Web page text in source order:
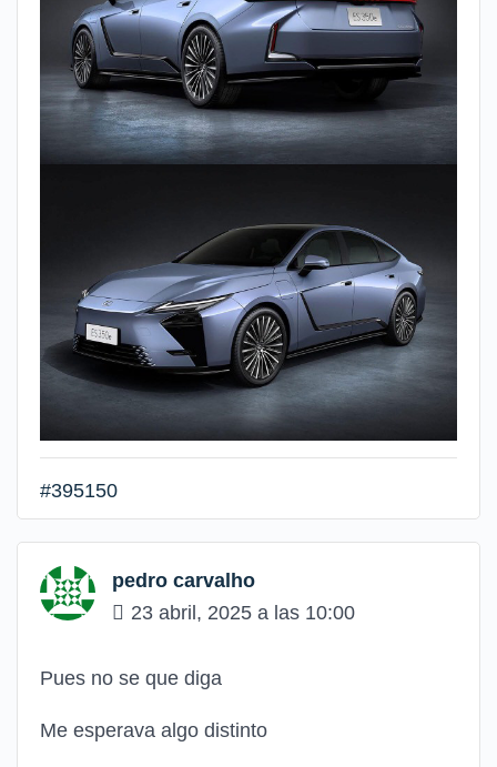
#395150
pedro carvalho
23 abril, 2025 a las 10:00
Pues no se que diga
Me esperava algo distinto